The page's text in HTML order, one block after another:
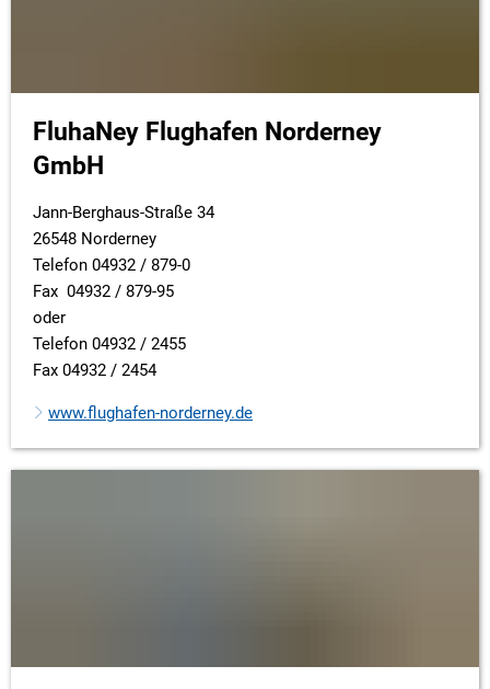
FluhaNey Flughafen Norderney
GmbH
Jann-Berghaus-Straße 34
26548 Norderney
Telefon 04932 / 879-0
Fax 04932 / 879-95
oder
Telefon 04932 / 2455
Fax 04932 / 2454
www.flughafen-norderney.de